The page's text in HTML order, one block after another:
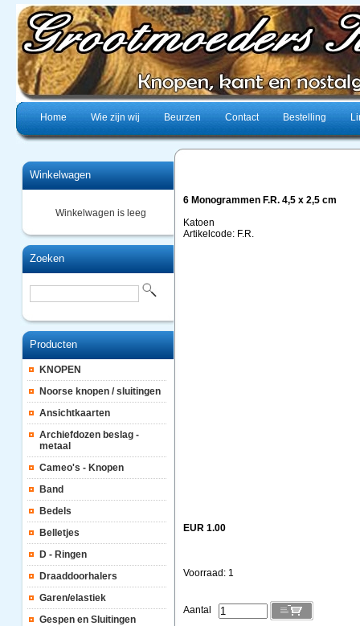
Home Wie zijn wij Beurzen Contact Bestelling
Winkelwagen
Winkelwagen is leeg
Zoeken
Producten
KNOPEN
Noorse knopen / sluitingen
Ansichtkaarten
Archiefdozen beslag -
metaal
Cameo's - Knopen
Band
Bedels
Belletjes
D - Ringen
Draaddoorhalers
Garen/elastiek
Gespen en Sluitingen
6 Monogrammen F.R. 4,5 x 2,5 cm
Katoen
Artikelcode: F.R.
EUR 1.00
Voorraad: 1
Aantal